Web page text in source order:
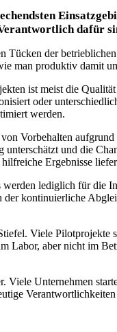
dafür
der
man produktiv damit
ist meist die
oder
werden.
Vorbehalten
und die
Ergebnisse
lediglich für die
kontinuierliche
Viele
Labor, aber nicht im
Viele Unternehmen